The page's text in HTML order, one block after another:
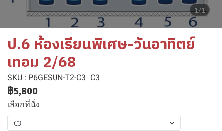
1/1
ป.6 ห้องเรียนพิเศษ-วันอาทิตย์
เทอม 2/68
SKU : P6GESUN-T2-C3 C3
฿5,800
เลือกที่นั่ง
C3